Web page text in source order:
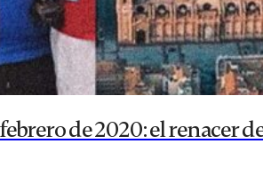
de 2020: el renacer